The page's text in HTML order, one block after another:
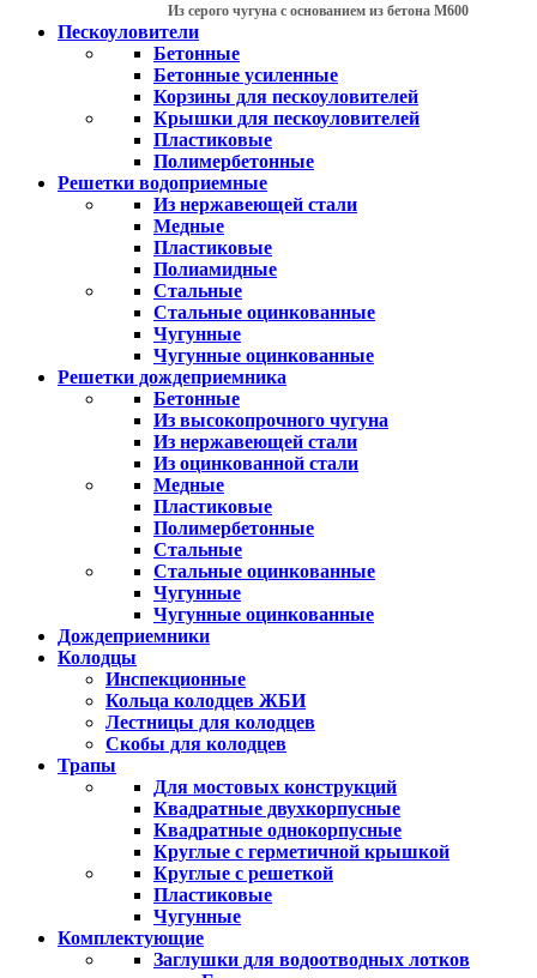
Из серого чугуна с основанием из бетона М600
Пескоуловители
Бетонные
Бетонные усиленные
Корзины для пескоуловителей
Крышки для пескоуловителей
Пластиковые
Полимербетонные
Решетки водоприемные
Из нержавеющей стали
Медные
Пластиковые
Полиамидные
Стальные
Стальные оцинкованные
Чугунные
Чугунные оцинкованные
Решетки дождеприемника
Бетонные
Из высокопрочного чугуна
Из нержавеющей стали
Из оцинкованной стали
Медные
Пластиковые
Полимербетонные
Стальные
Стальные оцинкованные
Чугунные
Чугунные оцинкованные
Дождеприемники
Колодцы
Инспекционные
Кольца колодцев ЖБИ
Лестницы для колодцев
Скобы для колодцев
Трапы
Для мостовых конструкций
Квадратные двухкорпусные
Квадратные однокорпусные
Круглые с герметичной крышкой
Круглые с решеткой
Пластиковые
Чугунные
Комплектующие
Заглушки для водоотводных лотков